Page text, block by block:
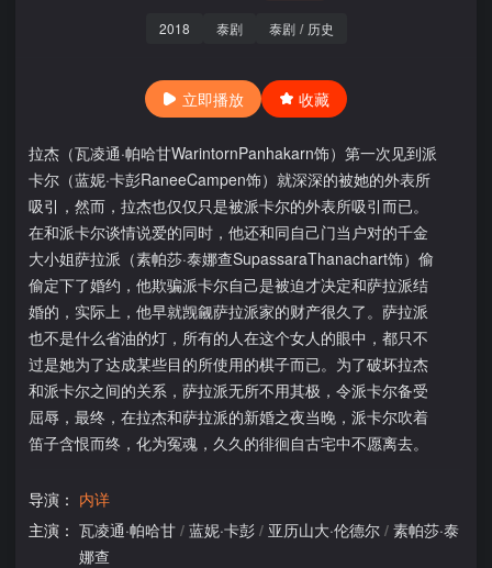
2018 泰剧 泰剧 / 历史
立即播放 收藏
拉杰（瓦凌通·帕哈甘WarintornPanhakarn饰）第一次见到派
卡尔（蓝妮·卡彭RaneeCampen饰）就深深的被她的外表所
吸引，然而，拉杰也仅仅只是被派卡尔的外表所吸引而已。
在和派卡尔谈情说爱的同时，他还和同自己门当户对的千金
大小姐萨拉派（素帕莎·泰娜查SupassaraThanachart饰）偷
偷定下了婚约，他欺骗派卡尔自己是被迫才决定和萨拉派结
婚的，实际上，他早就觊觎萨拉派家的财产很久了。萨拉派
也不是什么省油的灯，所有的人在这个女人的眼中，都只不
过是她为了达成某些目的所使用的棋子而已。为了破坏拉杰
和派卡尔之间的关系，萨拉派无所不用其极，令派卡尔备受
屈辱，最终，在拉杰和萨拉派的新婚之夜当晚，派卡尔吹着
笛子含恨而终，化为冤魂，久久的徘徊自古宅中不愿离去。
导演： 内详
主演： 瓦凌通·帕哈甘 / 蓝妮·卡彭 / 亚历山大·伦德尔 / 素帕莎·泰
娜查